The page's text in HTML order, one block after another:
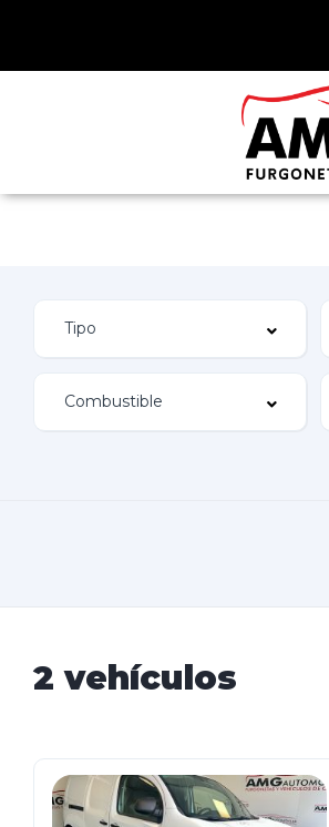
2 vehículos